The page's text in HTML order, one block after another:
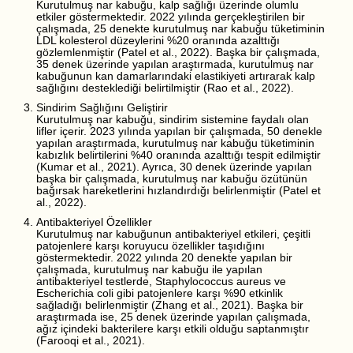
Kurutulmuş nar kabuğu, kalp sağlığı üzerinde olumlu
etkiler göstermektedir. 2022 yılında gerçekleştirilen bir
çalışmada, 25 denekte kurutulmuş nar kabuğu tüketiminin
LDL kolesterol düzeylerini %20 oranında azalttığı
gözlemlenmiştir (Patel et al., 2022). Başka bir çalışmada,
35 denek üzerinde yapılan araştırmada, kurutulmuş nar
kabuğunun kan damarlarındaki elastikiyeti artırarak kalp
sağlığını desteklediği belirtilmiştir (Rao et al., 2022).
Sindirim Sağlığını Geliştirir
Kurutulmuş nar kabuğu, sindirim sistemine faydalı olan
lifler içerir. 2023 yılında yapılan bir çalışmada, 50 denekle
yapılan araştırmada, kurutulmuş nar kabuğu tüketiminin
kabızlık belirtilerini %40 oranında azalttığı tespit edilmiştir
(Kumar et al., 2021). Ayrıca, 30 denek üzerinde yapılan
başka bir çalışmada, kurutulmuş nar kabuğu özütünün
bağırsak hareketlerini hızlandırdığı belirlenmiştir (Patel et
al., 2022).
Antibakteriyel Özellikler
Kurutulmuş nar kabuğunun antibakteriyel etkileri, çeşitli
patojenlere karşı koruyucu özellikler taşıdığını
göstermektedir. 2022 yılında 20 denekte yapılan bir
çalışmada, kurutulmuş nar kabuğu ile yapılan
antibakteriyel testlerde, Staphylococcus aureus ve
Escherichia coli gibi patojenlere karşı %90 etkinlik
sağladığı belirlenmiştir (Zhang et al., 2021). Başka bir
araştırmada ise, 25 denek üzerinde yapılan çalışmada,
ağız içindeki bakterilere karşı etkili olduğu saptanmıştır
(Farooqi et al., 2021).